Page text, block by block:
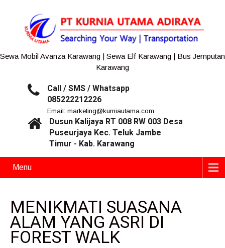
Sewa Mobil Avanza Karawang | Sewa Elf Karawang | Bus Jemputan
Karawang
Call / SMS / Whatsapp
085222212226
Email: marketing@kurniautama.com
Dusun Kalijaya RT 008 RW 003 Desa
Puseurjaya Kec. Teluk Jambe
Timur - Kab. Karawang
Menu
MENIKMATI SUASANA
ALAM YANG ASRI DI
FOREST WALK